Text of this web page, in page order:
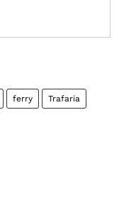
ferry Trafaria